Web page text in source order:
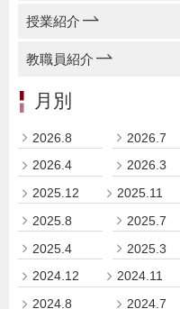
授業紹介
教職員紹介
月別
2026.8 2026.7
2026.4
2026.3
2025.12
2025.11
2025.8
2025.7
2025.4
2025.3
2024.12
2024.11
2024.8
2024.7